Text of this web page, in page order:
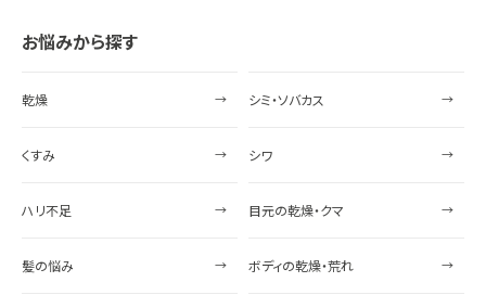
お悩みから探す
乾燥 シミ・ソバカス
くすみ シワ
ハリ不足 目元の乾燥・クマ
髪の悩み ボディの乾燥・荒れ